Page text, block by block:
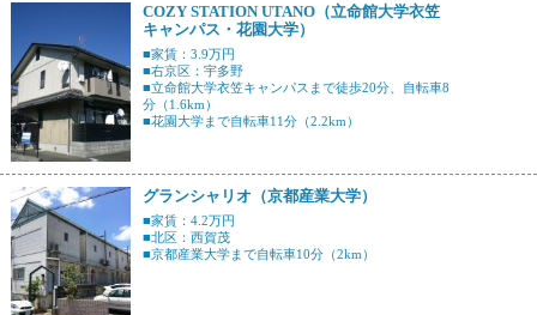
COZY STATION UTANO（立命館大学衣笠
キャンパス・花園大学）
■家賃：3.9万円
■右京区：宇多野
■立命館大学衣笠キャンパスまで徒歩20分、自転車8
分（1.6km）
■花園大学まで自転車11分（2.2km）
グランシャリオ（京都産業大学）
■家賃：4.2万円
■北区：西賀茂
■京都産業大学まで自転車10分（2km）